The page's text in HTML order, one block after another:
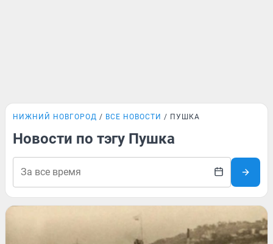
НИЖНИЙ НОВГОРОД ВСЕ НОВОСТИ ПУШКА
Новости по тэгу Пушка